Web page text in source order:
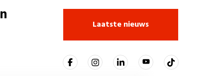
Laatste nieuws